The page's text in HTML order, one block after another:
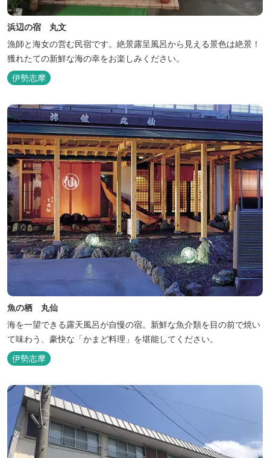
浜辺の宿 丸文
漁師と海女の営む民宿です。絶景露呈風呂から見える景色は絶景！
獲れたての新鮮な海の幸をお楽しみください。
伊勢志摩
魚の栖 丸仙
海を一望できる露天風呂が自慢の宿。新鮮な魚介類を目の前で焼い
て味わう、豪快な「かまど料理」を堪能してください。
伊勢志摩